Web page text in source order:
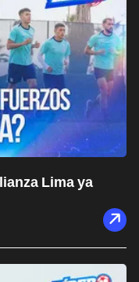
Lima ya